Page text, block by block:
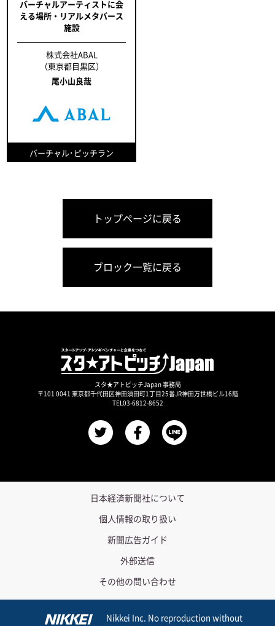
バーチャルアーティストに会
える場所・リアルメタバース
施設
株式会社ABAL
（東京都目黒区）
尾小山良哉
バーチャル･ピッチラン
トップページに戻る
ブロック一覧に戻る
スタ★アトピッチJapan 事務局
〒101 0041 東京都千代田区神田須田町1丁目25番JR神田万世橋ビル16階
TEL03-6812-8652
日本経済新聞社について
個人情報の取り扱い
新聞広告ガイド
外部送信
その他の問い合わせ
Nikkei Inc. No reproduction without